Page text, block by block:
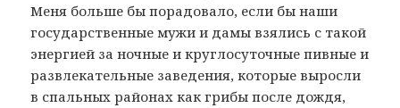
Меня больше бы порадовало, если бы наши
государственные мужи и дамы взялись с такой
энергией за ночные и круглосуточные пивные и
развлекательные заведения, которые выросли
в спальных районах как грибы после дождя,